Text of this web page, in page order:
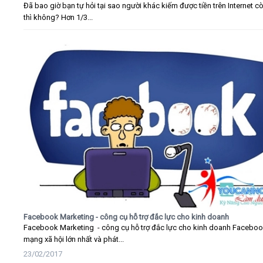
Đã bao giờ bạn tự hỏi tại sao người khác kiếm được tiền trên Internet
thì không? Hơn 1/3...
Facebook Marketing - công cụ hỗ trợ đắc lực cho kinh doanh
Facebook Marketing - công cụ hỗ trợ đắc lực cho kinh doanh
mạng xã hội lớn nhất và phát...
23/02/2017